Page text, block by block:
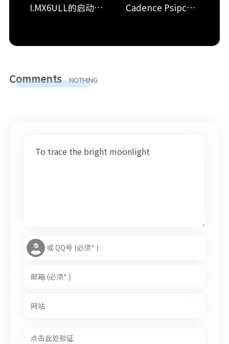
I.MX6ULL的启动方式 Cadence Psipce模型导入
Comments NOTHING
To trace the bright moonlight